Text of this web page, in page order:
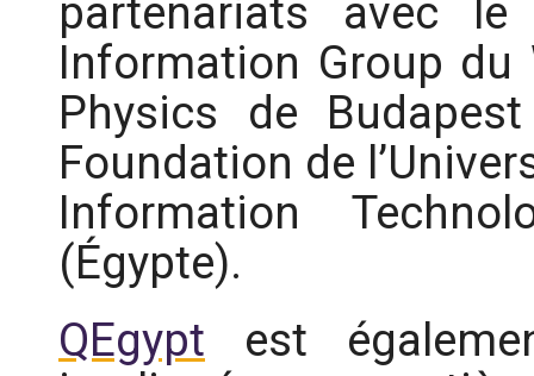
partenariats avec
Information Group du
Physics de
Foundation de
Information
(Égypte).
QEgypt est